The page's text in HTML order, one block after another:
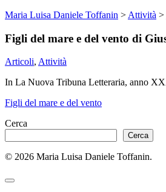
Maria Luisa Daniele Toffanin > Attività >
Figli del mare e del vento di
Articoli, Attività
In La Nuova Tribuna Letteraria, anno
Figli del mare e del vento
Cerca
Cerca
© 2026 Maria Luisa Daniele Toffanin.